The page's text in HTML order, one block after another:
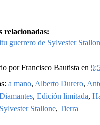
relacionadas:
guerrero de Sylvester
porFrancisco Bautista en
a mano, Alberto Durero,
Diamantes, Edición limitada,
Sylvester Stallone, Tierra